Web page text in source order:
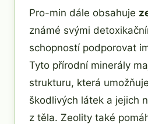
Pro-min dále obsahuje
známé svými
schopností podporovat
Tyto přírodní minerály
strukturu, která
škodlivých látek a jejich
z těla. Zeolity také